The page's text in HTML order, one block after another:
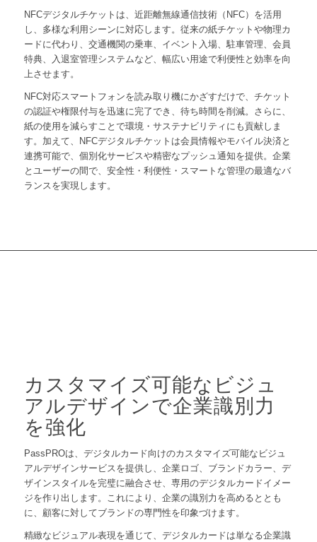
NFCデジタルチケットは、近距離無線通信技術（NFC）を活用
し、多様な利用シーンに対応します。従来の紙チケットや物理カ
ードに代わり、交通機関の乗車、イベント入場、駐車管理、会員
特典、入退室管理システムなど、幅広い用途で利便性と効率を向
上させます。
NFC対応スマートフォンを読み取り機にかざすだけで、チケット
の認証や権限付与を迅速に完了でき、待ち時間を削減。さらに、
紙の使用を減らすことで環境・サステナビリティにも貢献しま
す。加えて、NFCデジタルチケットは会員情報やモバイル決済と
連携可能で、個別化サービスや精密なプッシュ通知を提供。企業
とユーザーの間で、安全性・利便性・スマートな管理の最適なバ
ランスを実現します。
カスタマイズ可能なビジュ
アルデザインで企業識別力
を強化
PassPROは、デジタルカード向けのカスタマイズ可能なビジュ
アルデザインサービスを提供し、企業ロゴ、ブランドカラー、デ
ザインスタイルを完璧に融合させ、専用のデジタルカードイメー
ジを作り出します。これにより、企業の識別力を高めるととも
に、顧客に対してブランドの専門性を印象づけます。
精緻なビジュアル表現を通じて、デジタルカードは単なる企業識